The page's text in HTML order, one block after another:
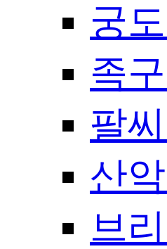
궁
족
팔
산
브